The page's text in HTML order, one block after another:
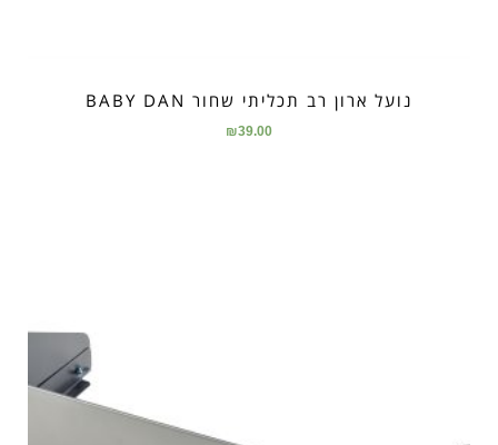
נועל ארון רב תכליתי שחור BABY DAN
₪39.00